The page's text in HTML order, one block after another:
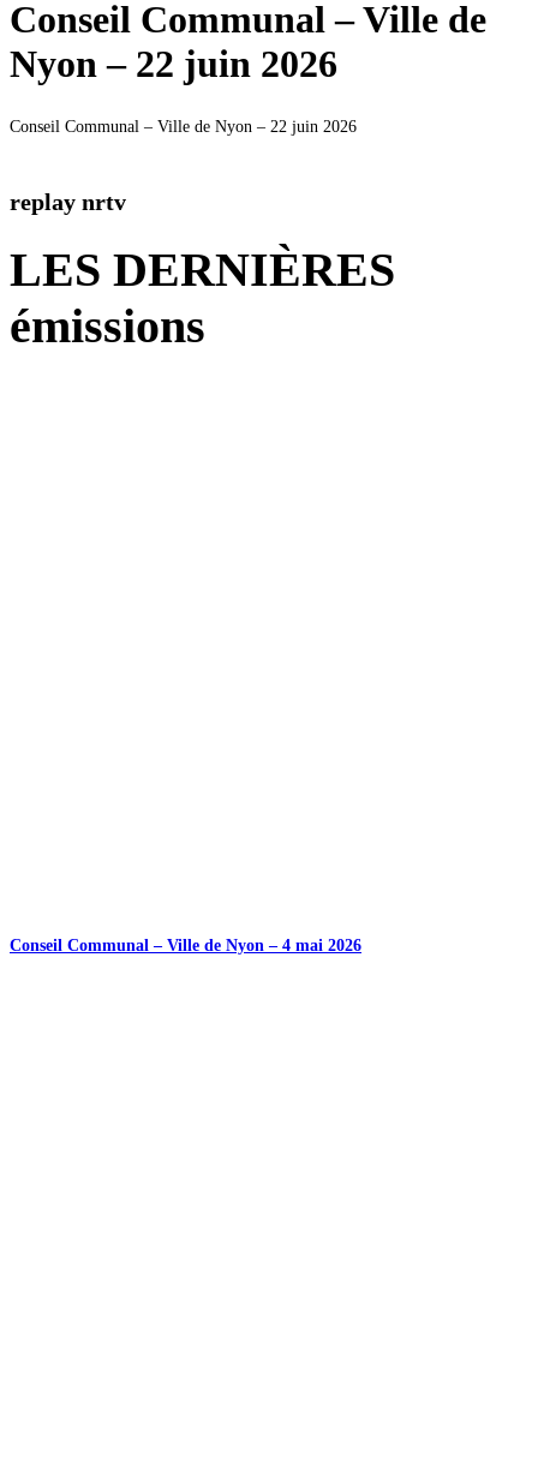
Conseil Communal – Ville de
Nyon – 22 juin 2026
Conseil Communal – Ville de Nyon – 22 juin 2026
replay nrtv
LES DERNIÈRES
émissions
Conseil Communal – Ville de Nyon – 4 mai 2026